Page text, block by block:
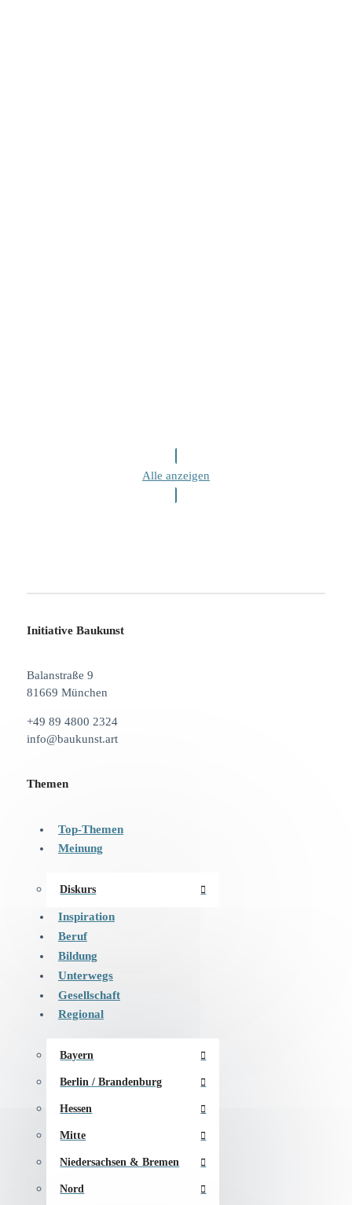
Alle anzeigen
Initiative Baukunst
Balanstraße 9
81669 München
+49 89 4800 2324
info@baukunst.art
Themen
Top-Themen
Meinung
Diskurs
Inspiration
Beruf
Bildung
Unterwegs
Gesellschaft
Regional
Bayern
Berlin / Brandenburg
Hessen
Mitte
Niedersachsen & Bremen
Nord